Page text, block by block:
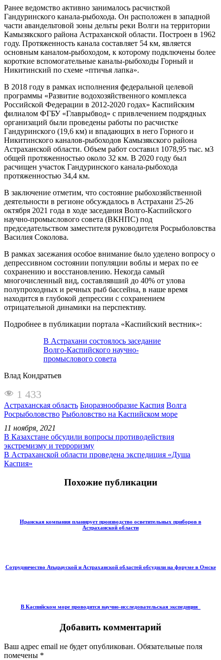
Ранее ведомство активно занималось расчисткой
Гандуринского канала-рыбохода. Он расположен в западной
части авандельтовой зоны дельты реки Волги на территории
Камызякского района Астраханской области. Построен в 1962
году. Протяженность канала составляет 54 км, является
основным каналом-рыбоходом, к которому подключены более
короткие вспомогательные каналы-рыбоходы Горный и
Никитинский по схеме «птичья лапка».
В 2018 году в рамках исполнения федеральной целевой
программы «Развитие водохозяйственного комплекса
Российской Федерации в 2012-2020 годах» Каспийским
филиалом ФГБУ «Главрыбвод» с привлечением подрядных
организаций были проведены работы по расчистке
Гандуринского (19,6 км) и впадающих в него Горного и
Никитинского каналов-рыбоходов Камызякского района
Астраханской области. Объем работ составил 1078,95 тыс. м3
общей протяженностью около 32 км. В 2020 году был
расчищен участок Гандуринского канала-рыбохода
протяженностью 34,4 км.
В заключение отметим, что состояние рыбохозяйственной
деятельности в регионе обсуждалось в Астрахани 25-26
октября 2021 года в ходе заседания Волго-Каспийского
научно-промыслового совета (ВКНПС) под
председательством заместителя руководителя Росрыболовства
Василия Соколова.
В рамках засежания особое внимание было уделено вопросу о
депрессивном состоянии популяции воблы и мерах по ее
сохранению и восстановлению. Некогда самый
многочисленный вид, составлявший до 40% от улова
полупроходных и речных рыб бассейна, в наше время
находится в глубокой депрессии с сохранением
отрицательной динамики на перспективу.
Подробнее в публикации портала «Каспийский вестник»:
В Астрахани состоялось заседание
Волго-Каспийского научно-
промыслового совета
Влад Кондратьев
1 433
Астраханская область Биоразнообразие Каспия Волга
Росрыболовство Рыболовство на Каспийском море
11 ноября, 2021
В Казахстане обсудили вопросы противодействия
экстремизму и терроризму
В Астраханской области проведена экспедиция «Душа
Каспия»
Похожие публикации
Иранская компания планирует производство осветительных приборов в
Астраханской области
Сотрудничество Атырауской и Астраханской областей обсудили на форуме в Омске
В Каспийском море проводится научно-исследовательская экспедиция
Добавить комментарий
Ваш адрес email не будет опубликован. Обязательные поля
помечены *